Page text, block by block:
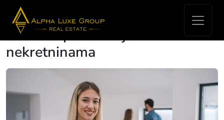
Pridružite se našem timu i
rastite u poslovanju s
nekretninama